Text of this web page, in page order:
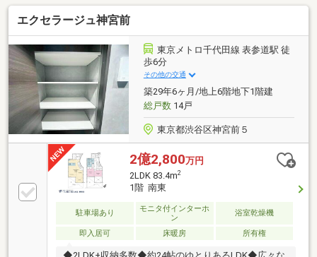
14分§LDK約24.56帖！隣接する洋室は約16.6帖。ゆと
りある空間が広がる住まいです。§東側にルーフバル
コニー、西側にバルコニーが設置されています。§ペ
ット飼育可(規約有)。§2026年6月内装リフォーム内容
【貼替】クロス(一部エコカラット)、フローリング
【交換】キッチン、浴室、洗面化粧台、トイレ、給湯
器、建具、照明【その他】給排水管更新、エアコン設
置(LDK)、ルームクリーニング
エクセラージュ神宮前
東京メトロ千代田線 表参道駅 徒
歩6分
その他の交通
築29年6ヶ月/地上6階地下1階建
総戸数14戸
東京都渋谷区神宮前５
2億2,800万円
2LDK 83.4m2
1階 南東
駐車場あり
モニタ付インターホ
ン
浴室乾燥機
即入居可 床暖房 所有権